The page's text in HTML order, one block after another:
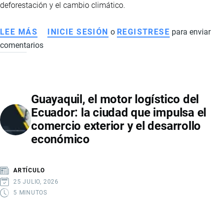
deforestación y el cambio climático.
LEE MÁS SOBRE
ECUADOR
DE
CONECTIVIDAD
YASUNÍ-
LIMONCOCHA-
FORTALECER
LA
INICIE SESIÓN o REGISTRESE para enviar
comentarios
Guayaquil, el motor logístico del
Ecuador: la ciudad que impulsa el
comercio exterior y el desarrollo
económico
ARTÍCULO
25 JULIO, 2026
5 MINUTOS